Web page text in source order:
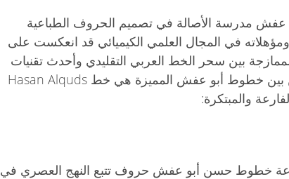
عفش مدرسة الأصالة في تصميم الحروف الطباعية
ومؤهلاته في المجال العلمي الكيميائي قد انعكست على
بين سحر الخط العربي التقليدي وأحدث تقنيات
الهندسة الحرفية. من بين خطوط أبو عفش المميزة هي خط Hasan Alquds
والمبتكرة:
خطوط حسن أبو عفش حروف تتبع النهج العصري في